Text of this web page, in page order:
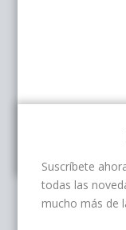
Suscríbete
todas las
mucho más de